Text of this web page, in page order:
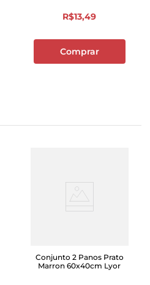
R$13,49
Comprar
Conjunto 2 Panos Prato
Marron 60x40cm Lyor